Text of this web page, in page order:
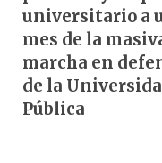
universitario a
mes de la
marcha en
de la
Pública